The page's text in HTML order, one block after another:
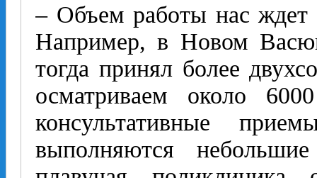
– Объем работы нас ждет
Например, в Новом
тогда принял более
осматриваем около
консультативные
выполняются